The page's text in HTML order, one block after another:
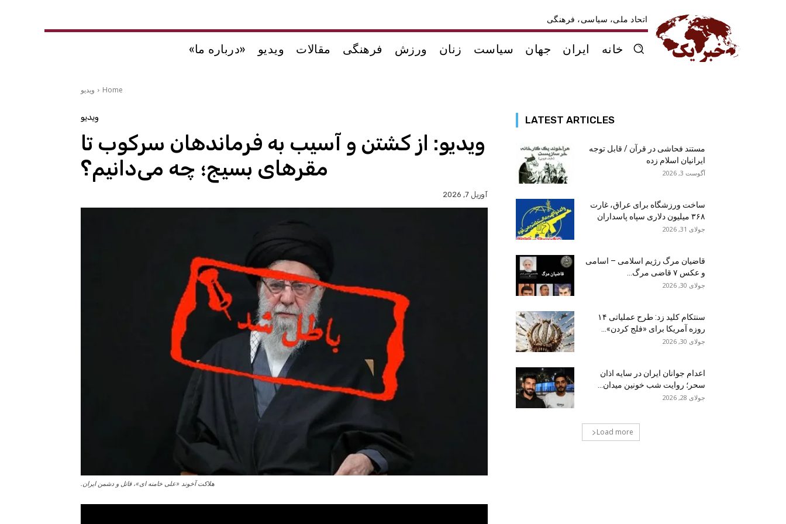
اتحاد ملی، سیاسی، فرهنگی
خانه ایران جهان سیاست زنان ورزش فرهنگی مقالات ویدیو «درباره ما»
Home ویدیو
ویدیو
ویدیو: از کشتن و آسیب به فرماندهان سرکوب تا
مقرهای بسیج؛ چه می‌دانیم؟
آوریل 7, 2026
هلاکت آخوند «علی خامنه ای»، قاتل و دشمن ایران.
LATEST ARTICLES
مستند فحاشی در قرآن / قابل توجه
ایرانیان اسلام زده
آگوست 3, 2026
ساخت ورزشگاه برای عراق، غارت
۳۶۸ میلیون دلاری سپاه پاسداران
جولای 31, 2026
قاضیان مرگ رژیم اسلامی – اسامی
و عکس ۷ قاضی مرگ...
جولای 30, 2026
سنتکام کلید زد: طرح عملیاتی ۱۴
روزه آمریکا برای «فلج کردن»...
جولای 30, 2026
اعدام جوانان ایران در سایه اذان
سحر؛ روایت شب خونین میدان...
جولای 28, 2026
Load more